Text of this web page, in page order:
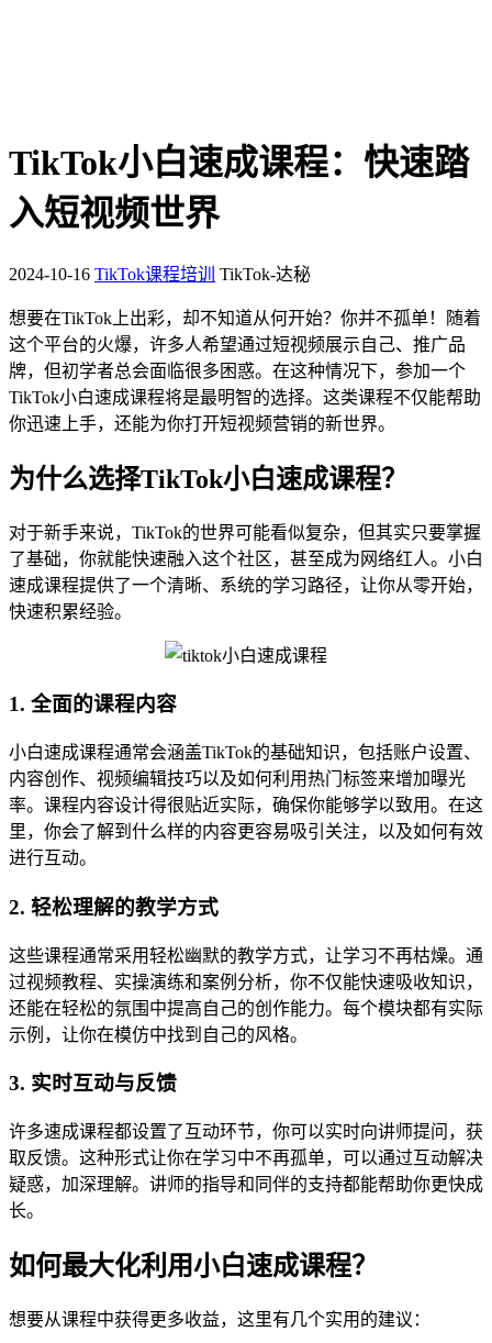
TikTok小白速成课程：快速踏
入短视频世界
2024-10-16 TikTok课程培训 TikTok-达秘
想要在TikTok上出彩，却不知道从何开始？你并不孤单！随着
这个平台的火爆，许多人希望通过短视频展示自己、推广品
牌，但初学者总会面临很多困惑。在这种情况下，参加一个
TikTok小白速成课程将是最明智的选择。这类课程不仅能帮助
你迅速上手，还能为你打开短视频营销的新世界。
为什么选择TikTok小白速成课程？
对于新手来说，TikTok的世界可能看似复杂，但其实只要掌握
了基础，你就能快速融入这个社区，甚至成为网络红人。小白
速成课程提供了一个清晰、系统的学习路径，让你从零开始，
快速积累经验。
1. 全面的课程内容
小白速成课程通常会涵盖TikTok的基础知识，包括账户设置、
内容创作、视频编辑技巧以及如何利用热门标签来增加曝光
率。课程内容设计得很贴近实际，确保你能够学以致用。在这
里，你会了解到什么样的内容更容易吸引关注，以及如何有效
进行互动。
2. 轻松理解的教学方式
这些课程通常采用轻松幽默的教学方式，让学习不再枯燥。通
过视频教程、实操演练和案例分析，你不仅能快速吸收知识，
还能在轻松的氛围中提高自己的创作能力。每个模块都有实际
示例，让你在模仿中找到自己的风格。
3. 实时互动与反馈
许多速成课程都设置了互动环节，你可以实时向讲师提问，获
取反馈。这种形式让你在学习中不再孤单，可以通过互动解决
疑惑，加深理解。讲师的指导和同伴的支持都能帮助你更快成
长。
如何最大化利用小白速成课程？
想要从课程中获得更多收益，这里有几个实用的建议：